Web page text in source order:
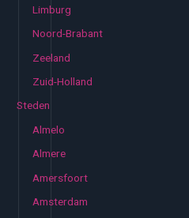
Limburg
Noord-Brabant
Zeeland
Zuid-Holland
Steden
Almelo
Almere
Amersfoort
Amsterdam